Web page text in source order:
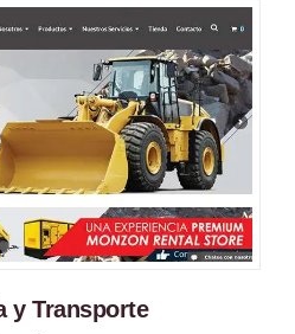
y Transporte